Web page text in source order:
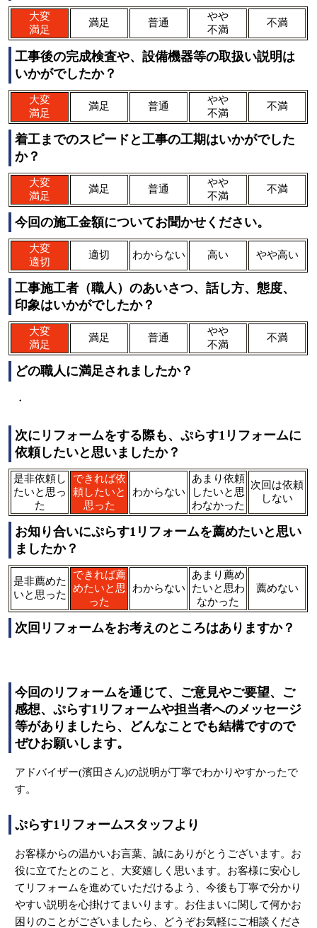
大変
満足
満足 普通
やや
不満
不満
工事後の完成検査や、設備機器等の取扱い説明は
いかがでしたか？
大変
満足
満足 普通
やや
不満
不満
着工までのスピードと工事の工期はいかがでした
か？
大変
満足
満足 普通
やや
不満
不満
今回の施工金額についてお聞かせください。
大変
適切
適切 わからない 高い やや高い
工事施工者（職人）のあいさつ、話し方、態度、
印象はいかがでしたか？
大変
満足
満足 普通
やや
不満
不満
どの職人に満足されましたか？
・
次にリフォームをする際も、ぷらす1リフォームに
依頼したいと思いましたか？
是非依頼し
たいと思っ
た
できれば依
頼したいと
思った
わからない
あまり依頼
したいと思
わなかった
次回は依頼
しない
お知り合いにぷらす1リフォームを薦めたいと思い
ましたか？
是非薦めた
いと思った
できれば薦
めたいと思
った
わからない
あまり薦め
たいと思わ
なかった
薦めない
次回リフォームをお考えのところはありますか？
今回のリフォームを通じて、ご意見やご要望、ご
感想、ぷらす1リフォームや担当者へのメッセージ
等がありましたら、どんなことでも結構ですので
ぜひお願いします。
アドバイザー(濱田さん)の説明が丁寧でわかりやすかったで
す。
ぷらす1リフォームスタッフより
お客様からの温かいお言葉、誠にありがとうございます。お
役に立てたとのこと、大変嬉しく思います。お客様に安心し
てリフォームを進めていただけるよう、今後も丁寧で分かり
やすい説明を心掛けてまいります。お住まいに関して何かお
困りのことがございましたら、どうぞお気軽にご相談くださ